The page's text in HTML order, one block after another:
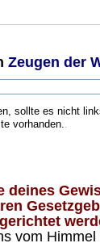
Zeugen der
sollte es nicht
vorhanden.
deines
vom